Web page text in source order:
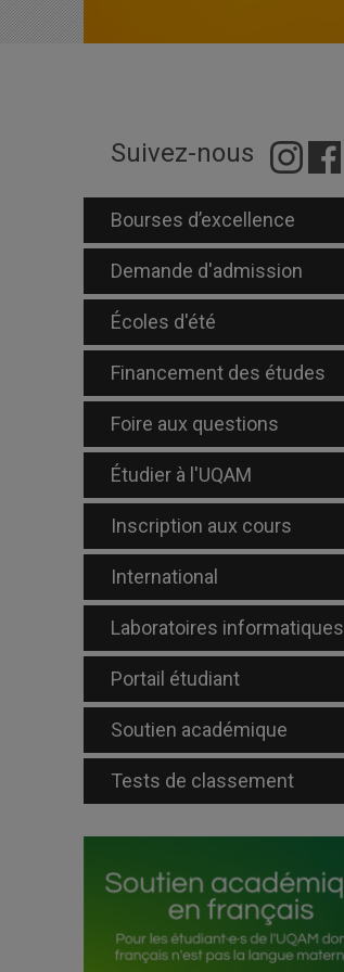
Suivez-nous
Bourses d’excellence
Demande d'admission
Écoles d'été
Financement des études
Foire aux questions
Étudier à l'UQAM
Inscription aux cours
International
Laboratoires informatiques
Portail étudiant
Soutien académique
Tests de classement